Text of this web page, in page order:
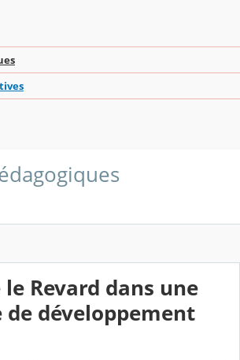
le Revard dans une
de développement